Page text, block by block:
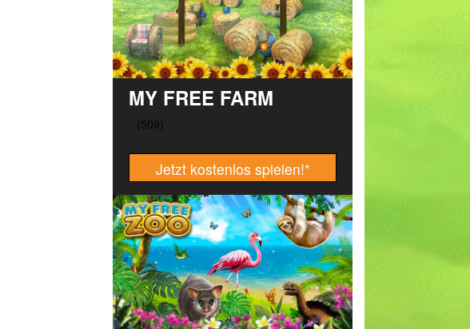
MY FREE FARM
Jetzt kostenlos spielen!*